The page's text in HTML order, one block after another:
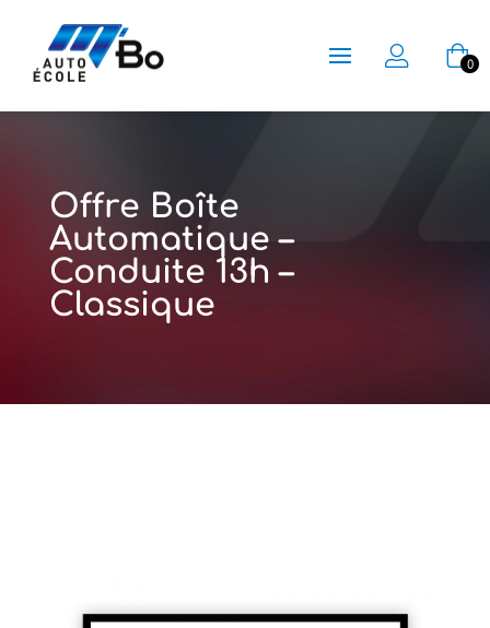
0
Offre Boîte
Automatique –
Conduite 13h –
Classique